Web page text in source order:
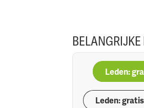
Leden:
Leden: